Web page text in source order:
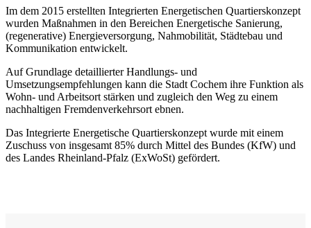
Im dem 2015 erstellten Integrierten Energetischen Quartierskonzept
wurden Maßnahmen in den Bereichen Energetische Sanierung,
(regenerative) Energieversorgung, Nahmobilität, Städtebau und
Kommunikation entwickelt.
Auf Grundlage detaillierter Handlungs- und
Umsetzungsempfehlungen kann die Stadt Cochem ihre Funktion als
Wohn- und Arbeitsort stärken und zugleich den Weg zu einem
nachhaltigen Fremdenverkehrsort ebnen.
Das Integrierte Energetische Quartierskonzept wurde mit einem
Zuschuss von insgesamt 85% durch Mittel des Bundes (KfW) und
des Landes Rheinland-Pfalz (ExWoSt) gefördert.